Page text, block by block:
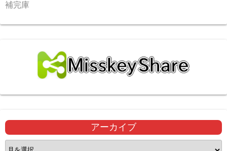
補完庫
アーカイブ
ア